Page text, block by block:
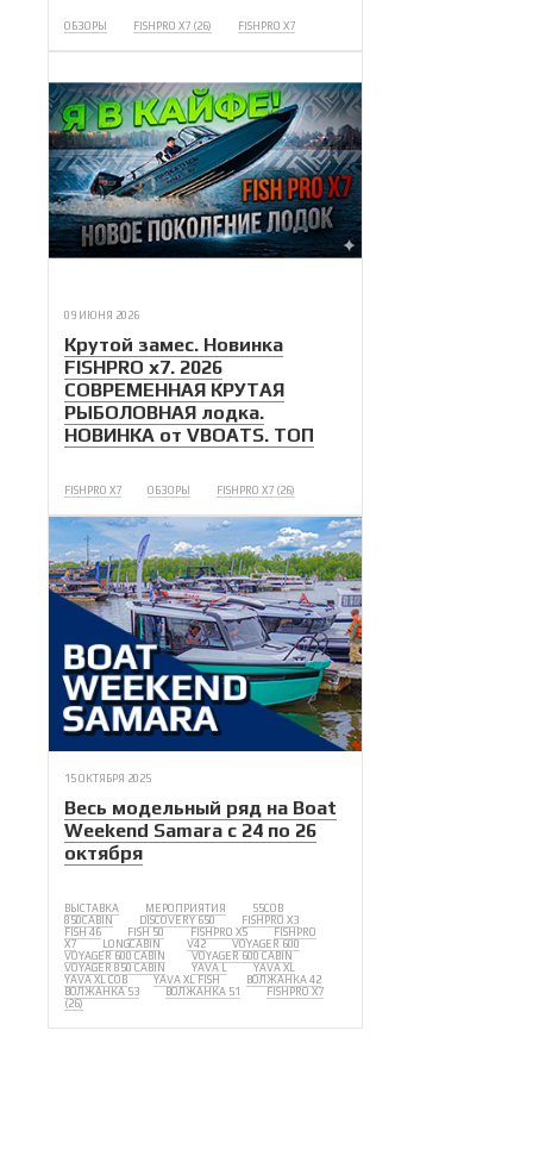
ОБЗОРЫ FISHPRO X7 (26) FISHPRO X7
09 ИЮНЯ 2026
Крутой замес. Новинка
FISHPRO x7. 2026
СОВРЕМЕННАЯ КРУТАЯ
РЫБОЛОВНАЯ лодка.
НОВИНКА от VBOATS. ТОП
FISHPRO X7 ОБЗОРЫ FISHPRO X7 (26)
15 ОКТЯБРЯ 2025
Весь модельный ряд на Boat
Weekend Samara с 24 по 26
октября
ВЫСТАВКА МЕРОПРИЯТИЯ
55COB
850CABIN
DISCOVERY 650
FISHPRO X3
FISH 46
FISH 50 FISHPRO X5
FISHPRO
X7
LONGCABIN V42
VOYAGER 600
VOYAGER 600 CABIN
VOYAGER 600 CABIN
VOYAGER 850 CABIN
YAVA L
YAVA XL
YAVA XL COB
YAVA XL FISH
ВОЛЖАНКА 42
ВОЛЖАНКА 53
ВОЛЖАНКА 51
FISHPRO X7
(26)